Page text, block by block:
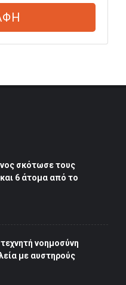
σκότωσε τους
6 άτομα από το
νοημοσύνη
με αυστηρούς